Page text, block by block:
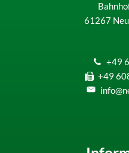
61267
+49
+49